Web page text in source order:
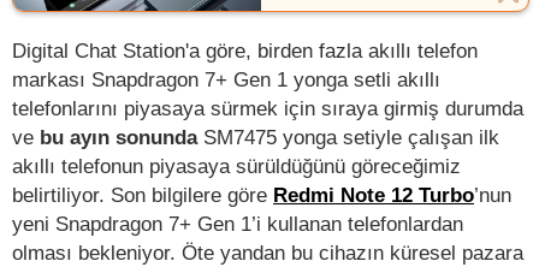
Digital Chat Station'a göre, birden fazla akıllı telefon
markası Snapdragon 7+ Gen 1 yonga setli akıllı
telefonlarını piyasaya sürmek için sıraya girmiş durumda
ve bu ayın sonunda SM7475 yonga setiyle çalışan ilk
akıllı telefonun piyasaya sürüldüğünü göreceğimiz
belirtiliyor. Son bilgilere göre Redmi Note 12 Turbo’nun
yeni Snapdragon 7+ Gen 1’i kullanan telefonlardan
olması bekleniyor. Öte yandan bu cihazın küresel pazara